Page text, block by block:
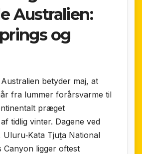
Australien:
og
betyder maj, at
fra lummer forårsvarme til
præget
tidlig vinter. Dagene ved
Uluru‐Kata Tjuṯa National
Canyon ligger oftest